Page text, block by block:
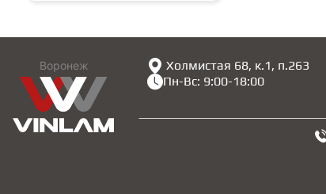
Воронеж
Холмистая 68, к.1, п.263
Пн-Вс: 9:00-18:00